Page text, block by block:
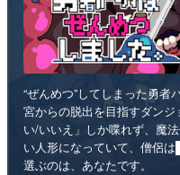
“ぜんめつ”してしまった勇
宮からの脱出を目指すダン
い/いいえ」しか喋れず、魔
い人形になっていて、僧侶
選ぶのは、あなたです。